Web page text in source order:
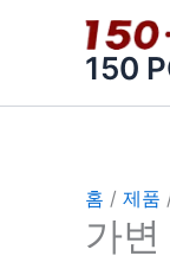
로
150
홈 / 제품
가